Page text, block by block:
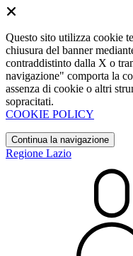
Questo sito utilizza cookie
chiusura del banner
contraddistinto dalla X o
navigazione" comporta la
assenza di cookie o altri
sopracitati.
COOKIE POLICY
Continua la navigazione
Regione Lazio